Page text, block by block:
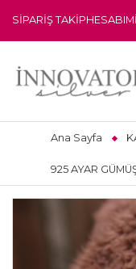
SIPARIŞ TAKIPHESABIM
Ana Sayfa
925 AYAR